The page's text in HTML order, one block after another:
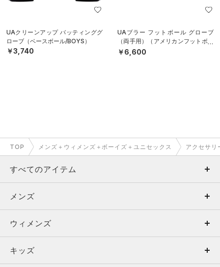
UAクリーンアップ バッティンググ
ローブ（ベースボール/BOYS）
￥3,740
UAブラー フットボール グローブ
（両手用）（アメリカンフットボー
ル/MEN）
￥6,600
TOP メンズ＋ウィメンズ＋ボーイズ＋ユニセックス アクセサリ
すべてのアイテム
メンズ
ウィメンズ
キッズ
メンズ
トップス
ボトムス
ウィメンズ
トップス
キッズ